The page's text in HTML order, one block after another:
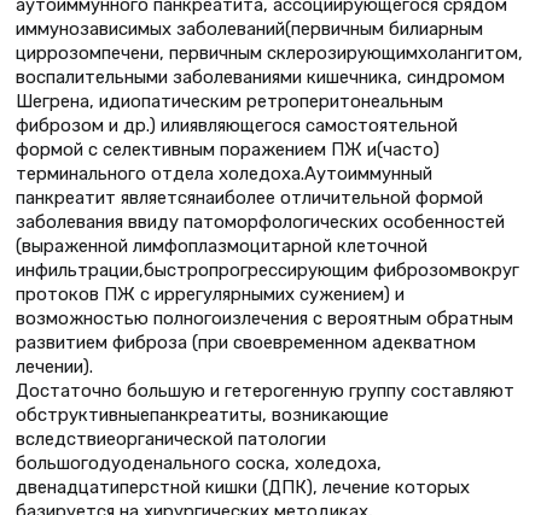
аутоиммунного панкреатита, ассоциирующегося срядом
иммунозависимых заболеваний(первичным билиарным
циррозомпечени, первичным склерозирующимхолангитом,
воспалительными заболеваниями кишечника, синдромом
Шегрена, идиопатическим ретроперитонеальным
фиброзом и др.) илиявляющегося самостоятельной
формой с селективным поражением ПЖ и(часто)
терминального отдела холедоха.Аутоиммунный
панкреатит являетсянаиболее отличительной формой
заболевания ввиду патоморфологических особенностей
(выраженной лимфоплазмоцитарной клеточной
инфильтрации,быстропрогрессирующим фиброзомвокруг
протоков ПЖ с иррегулярнымих сужением) и
возможностью полногоизлечения с вероятным обратным
развитием фиброза (при своевременном адекватном
лечении).
Достаточно большую и гетерогенную группу составляют
обструктивныепанкреатиты, возникающие
вследствиеорганической патологии
большогодуоденального соска, холедоха,
двенадцатиперстной кишки (ДПК), лечение которых